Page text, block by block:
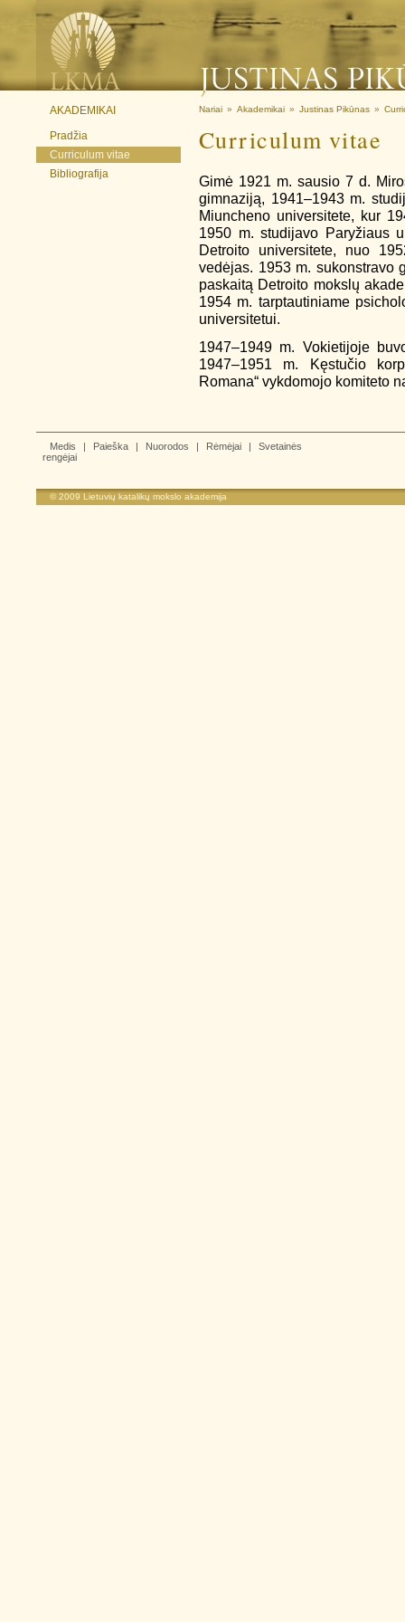
AKADEMIKAI
Pradžia
Curriculum vitae
Bibliografija
Nariai » Akademikai » Justinas Pikūnas »
Curriculum vitae
Gimė 1921 m. sausio 7 d.
gimnaziją, 1941–1943 m.
Miuncheno universitete, kur
1950 m. studijavo Paryžiaus
Detroito universitete, nuo
vedėjas. 1953 m. sukonstravo
paskaitą Detroito mokslų
1954 m. tarptautiniame
universitetui.
1947–1949 m. Vokietijoje
1947–1951 m. Kęstučio
Romana“ vykdomojo komiteto
Medis | Paieška | Nuorodos | Rėmėjai |
Svetainės
rengėjai
© 2009 Lietuvių katalikų mokslo akademija